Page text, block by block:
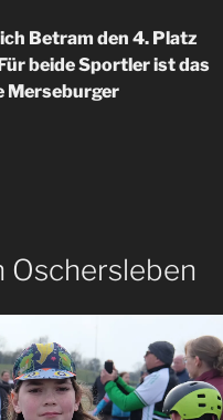
Betram den 4. Platz
beide Sportler ist das
Merseburger
Oschersleben